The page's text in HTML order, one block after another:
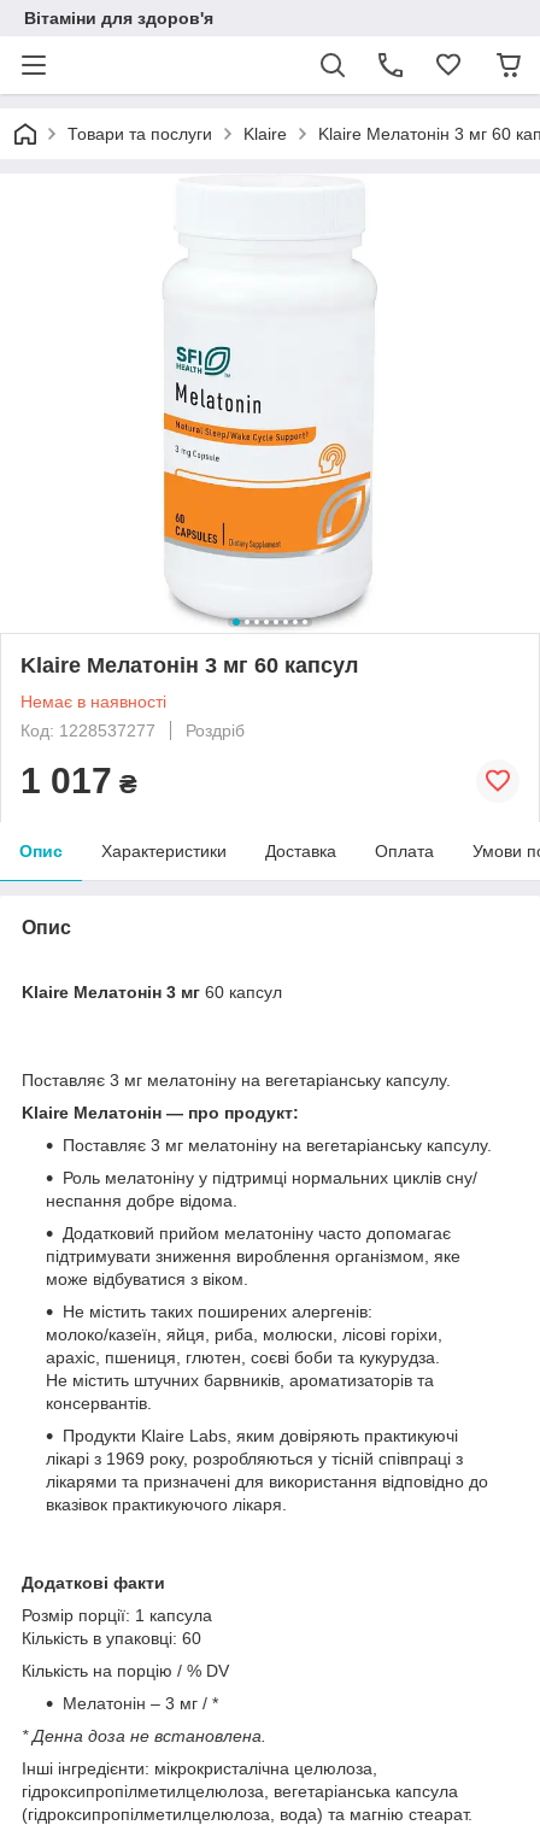
Вітаміни для здоров'я
Товари та послуги Klaire Klaire Мелатонін 3 мг 60
Klaire Мелатонін 3 мг 60 капсул
Немає в наявності
Код: 1228537277
Роздріб
1 017 ₴
Опис Характеристики Доставка Оплата Умови
Опис
Klaire Мелатонін 3 мг 60 капсул
Поставляє 3 мг мелатоніну на вегетаріанську капсулу.
Klaire Мелатонін — про продукт:
Поставляє 3 мг мелатоніну на вегетаріанську капсулу.
Роль мелатоніну у підтримці нормальних циклів сну/
неспання добре відома.
Додатковий прийом мелатоніну часто допомагає
підтримувати зниження вироблення організмом, яке
може відбуватися з віком.
Не містить таких поширених алергенів:
молоко/казеїн, яйця, риба, молюски, лісові горіхи,
арахіс, пшениця, глютен, соєві боби та кукурудза.
Не містить штучних барвників, ароматизаторів та
консервантів.
Продукти Klaire Labs, яким довіряють практикуючі
лікарі з 1969 року, розробляються у тісній співпраці з
лікарями та призначені для використання відповідно до
вказівок практикуючого лікаря.
Додаткові факти
Розмір порції: 1 капсула
Кількість в упаковці: 60
Кількість на порцію / % DV
Мелатонін – 3 мг / *
* Денна доза не встановлена.
Інші інгредієнти: мікрокристалічна целюлоза,
гідроксипропілметилцелюлоза, вегетаріанська капсула
(гідроксипропілметилцелюлоза, вода) та магнію стеарат.